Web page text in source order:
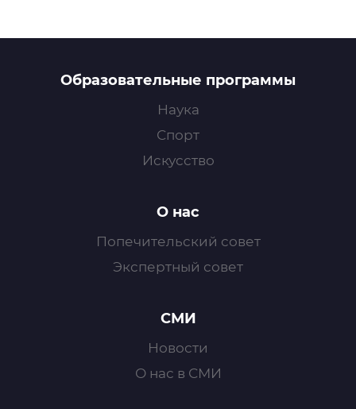
Образовательные программы
Наука
Спорт
Искусство
О нас
Попечительский совет
Экспертный совет
СМИ
Новости
О нас в СМИ